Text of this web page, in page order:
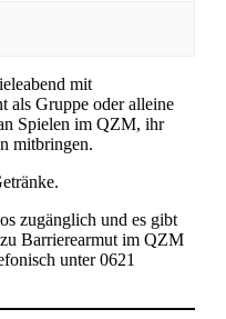
mit
als Gruppe oder alleine
Spielen im QZM, ihr
mitbringen.
zugänglich und es gibt
Barrierearmut im QZM
unter 0621